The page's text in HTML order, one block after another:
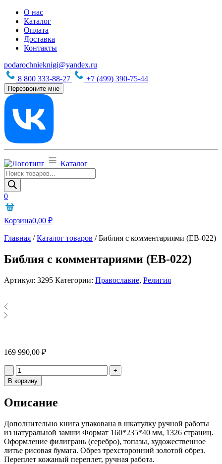
О нас
Каталог
Оплата
Доставка
Контакты
podarochnieknigi@yandex.ru
8 800 333-88-27
+7 (499) 390-75-44
Перезвоните мне
Каталог
Поиск
товаров
0
Корзина0,00 ₽
Главная /Каталог товаров /Библия с комментариями (EB-022)
Библия с комментариями (EB-022)
Артикул: 3295 Категории: Православие, Религия
169 990,00 ₽
- Количество
+
В корзину
Описание
Дополнительно книга упакована в шкатулку ручной работы
из натуральной замши Формат 160*235*40 мм, 1326 страниц.
Оформление филигрань (серебро), топазы, художественное
литье рисовая бумага. Обрез трехсторонний золотой обрез.
Переплет кожаный переплет, ручная работа.